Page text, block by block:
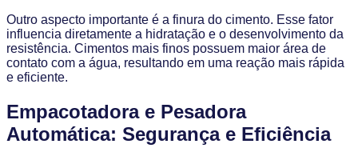
Outro aspecto importante é a finura do cimento. Esse fator
influencia diretamente a hidratação e o desenvolvimento da
resistência. Cimentos mais finos possuem maior área de
contato com a água, resultando em uma reação mais rápida
e eficiente.
Empacotadora e Pesadora
Automática: Segurança e Eficiência